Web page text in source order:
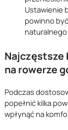
Ustawienie
powinno
Najczęstsze
na rowerze
Podczas
popełnić kilka
wpłynąć na